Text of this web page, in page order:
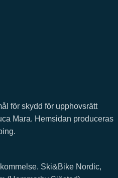
för skydd för upphovsrätt
Mara. Hemsidan produceras
Ski&Bike Nordic,